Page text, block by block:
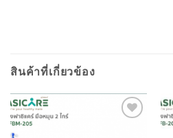
สินค้าที่เกี่ยวข้อง